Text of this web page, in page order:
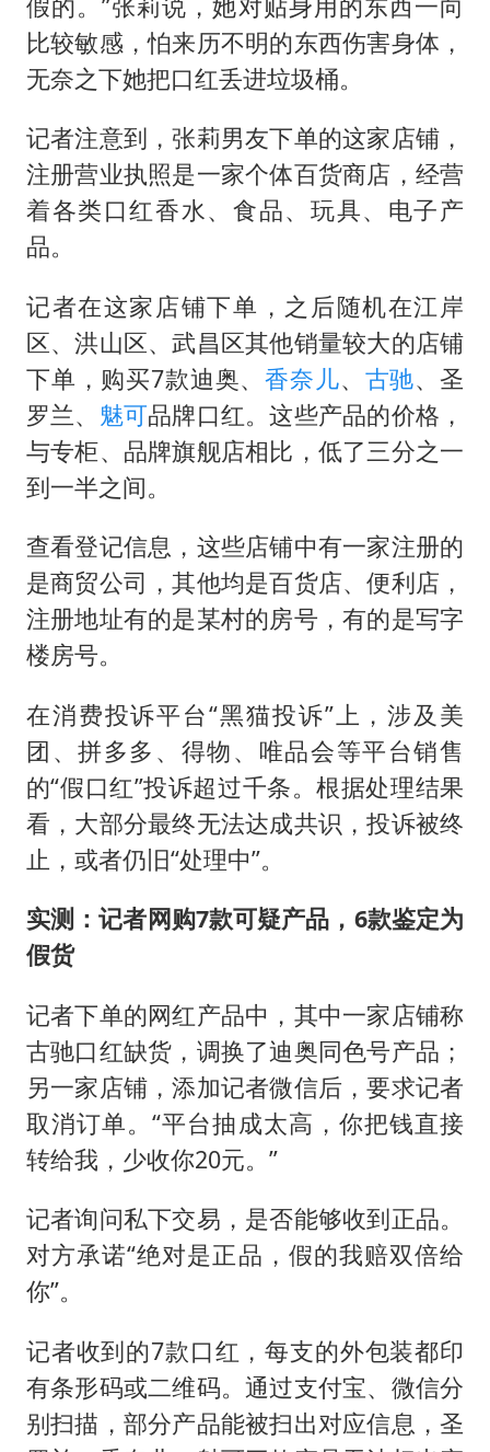
比较敏感，怕来历不明的东西伤害身体，
无奈之下她把口红丢进垃圾桶。
记者注意到，张莉男友下单的这家店铺，
注册营业执照是一家个体百货商店，经营
着各类口红香水、食品、玩具、电子产
品。
记者在这家店铺下单，之后随机在江岸
区、洪山区、武昌区其他销量较大的店铺
下单，购买7款迪奥、香奈儿、 古驰、圣
罗兰、 魅可品牌口红。这些产品的价格，
与专柜、品牌旗舰店相比，低了三分之一
到一半之间。
查看登记信息，这些店铺中有一家注册的
是商贸公司，其他均是百货店、便利店，
注册地址有的是某村的房号，有的是写字
楼房号。
在消费投诉平台“黑猫投诉”上，涉及美
团、拼多多、得物、唯品会等平台销售
的“假口红”投诉超过千条。根据处理结果
看，大部分最终无法达成共识，投诉被终
止，或者仍旧“处理中”。
实测：记者网购7款可疑产品，6款鉴定为
假货
记者下单的网红产品中，其中一家店铺称
古驰口红缺货，调换了迪奥同色号产品；
另一家店铺，添加记者微信后，要求记者
取消订单。“平台抽成太高，你把钱直接
转给我，少收你20元。”
记者询问私下交易，是否能够收到正品。
对方承诺“绝对是正品，假的我赔双倍给
你”。
记者收到的7款口红，每支的外包装都印
有条形码或二维码。通过支付宝、微信分
别扫描，部分产品能被扫出对应信息，圣